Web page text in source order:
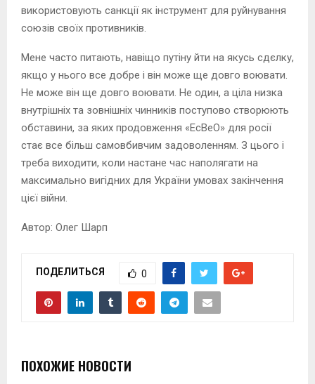
використовують санкції як інструмент для руйнування
союзів своїх противників.
Мене часто питають, навіщо путіну йти на якусь сдєлку,
якщо у нього все добре і він може ще довго воювати.
Не може він ще довго воювати. Не один, а ціла низка
внутрішніх та зовнішніх чинників поступово створюють
обставини, за яких продовження «ЕсВеО» для росії
стає все більш самовбивчим задоволенням. З цього і
треба виходити, коли настане час наполягати на
максимально вигідних для України умовах закінчення
цієї війни.
Автор: Олег Шарп
ПОДЕЛИТЬСЯ 0
ПОХОЖИЕ НОВОСТИ